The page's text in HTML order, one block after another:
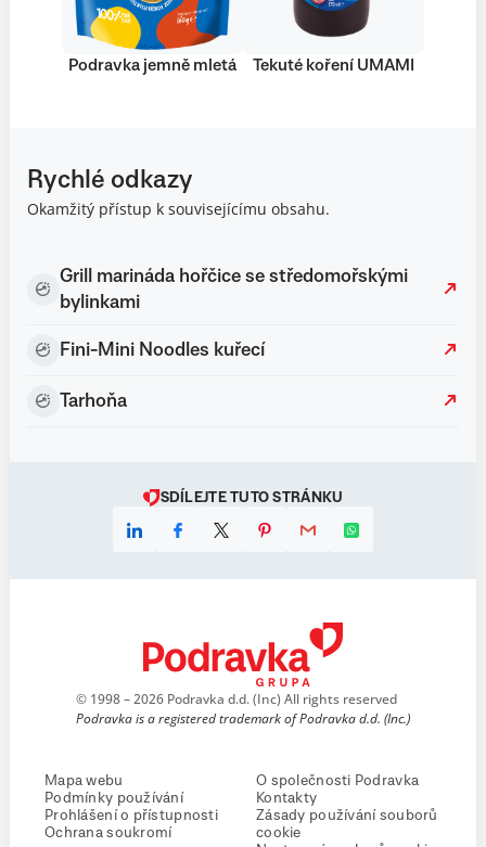
Podravka jemně mletá Tekuté koření UMAMI
Rychlé odkazy
Okamžitý přístup k souvisejícímu obsahu.
Grill marináda hořčice se středomořskými
bylinkami
Fini-Mini Noodles kuřecí
Tarhoňa
SDÍLEJTE TUTO STRÁNKU
© 1998 – 2026 Podravka d.d. (Inc) All rights reserved
Podravka is a registered trademark of Podravka d.d. (Inc.)
Mapa webu
Podmínky používání
Prohlášení o přístupnosti
Ochrana soukromí
O společnosti Podravka
Kontakty
Zásady používání souborů
cookie